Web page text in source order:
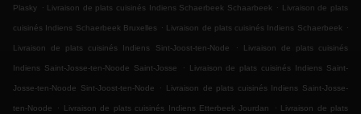
Plasky . Livraison de plats cuisinés Indiens Schaerbeek Schaarbeek . Livraison de plats
cuisinés Indiens Schaerbeek Bruxelles . Livraison de plats cuisinés Indiens Schaerbeek .
Livraison de plats cuisinés Indiens Sint-Joost-ten-Node . Livraison de plats cuisinés
Indiens Saint-Josse-ten-Noode Saint-Josse . Livraison de plats cuisinés Indiens Saint-
Josse-ten-Noode Sint-Joost-ten-Node . Livraison de plats cuisinés Indiens Saint-Josse-
ten-Noode . Livraison de plats cuisinés Indiens Etterbeek Jourdan . Livraison de plats